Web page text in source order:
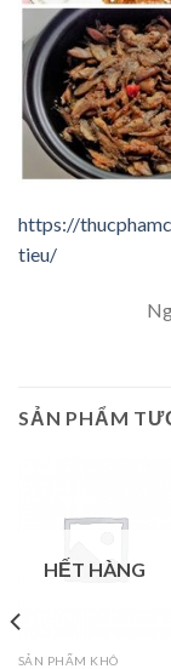
https://
tieu/
SẢN PHẨM
HẾT HÀNG
SẢN PHẨM KHÔ